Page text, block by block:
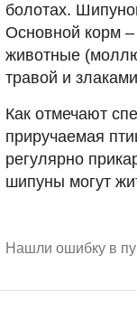
болотах.
Основной корм
животные
травой и
Как отмечают
приручаемая
регулярно
шипуны могут
Нашли ошибку в